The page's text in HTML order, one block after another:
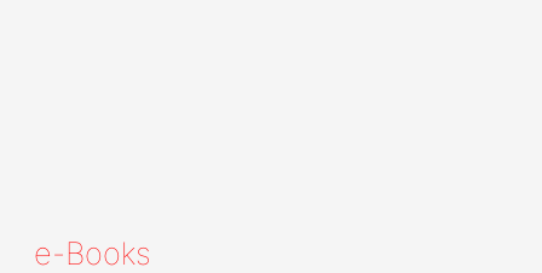
e-Books